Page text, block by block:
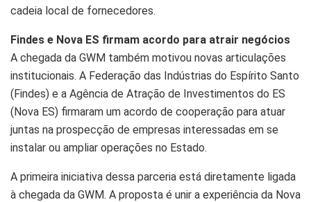
cadeia local de fornecedores.
Findes e Nova ES firmam acordo para atrair negócios
A chegada da GWM também motivou novas articulações
institucionais. A Federação das Indústrias do Espírito Santo
(Findes) e a Agência de Atração de Investimentos do ES
(Nova ES) firmaram um acordo de cooperação para atuar
juntas na prospecção de empresas interessadas em se
instalar ou ampliar operações no Estado.
A primeira iniciativa dessa parceria está diretamente ligada
à chegada da GWM. A proposta é unir a experiência da Nova